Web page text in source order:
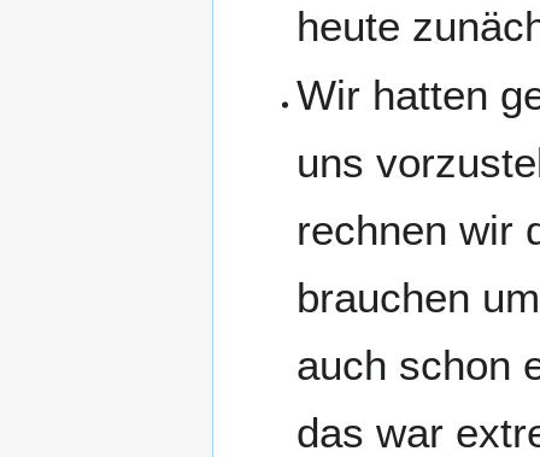
heute
Wir hatten
uns
rechnen wir
brauchen
auch schon
das war